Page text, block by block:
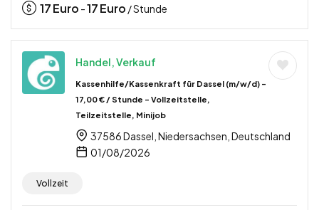
17Euro -17Euro / Stunde
Handel, Verkauf
Kassenhilfe/Kassenkraft für Dassel (m/w/d) –
17,00 € / Stunde – Vollzeitstelle,
Teilzeitstelle, Minijob
37586 Dassel, Niedersachsen, Deutschland
01/08/2026
Vollzeit